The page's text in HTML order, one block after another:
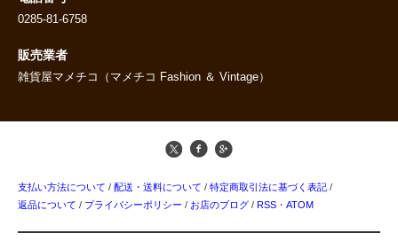
0285-81-6758
販売業者
雑貨屋マメチコ（マメチコ Fashion ＆ Vintage）
支払い方法について / 配送・送料について / 特定商取引法に基づく表記 /
返品について / プライバシーポリシー / お店のブログ / RSS ・ ATOM